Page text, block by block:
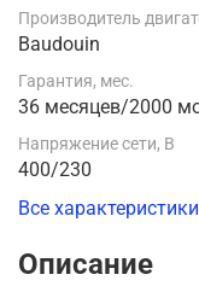
Производитель
Baudouin
Гарантия, мес.
36 месяцев/2000
Напряжение сети, В
400/230
Все характеристики
Описание